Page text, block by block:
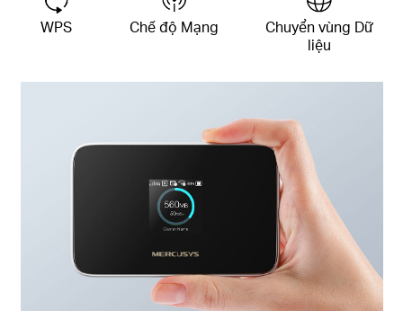
WPS Chế độ Mạng
Chuyển vùng Dữ
liệu